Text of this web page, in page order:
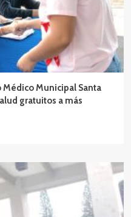
Municipal Santa
gratuitos a más